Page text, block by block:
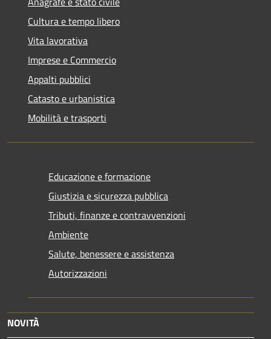
Cultura e tempo libero
Vita lavorativa
Imprese e Commercio
Appalti pubblici
Catasto e urbanistica
Mobilità e trasporti
Educazione e formazione
Giustizia e sicurezza pubblica
Tributi, finanze e contravvenzioni
Ambiente
Salute, benessere e assistenza
Autorizzazioni
NOVITÀ